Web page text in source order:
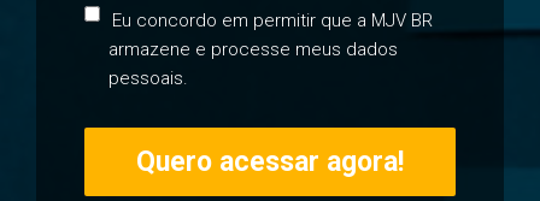
Eu concordo em permitir que a MJV BR
armazene e processe meus dados
pessoais.